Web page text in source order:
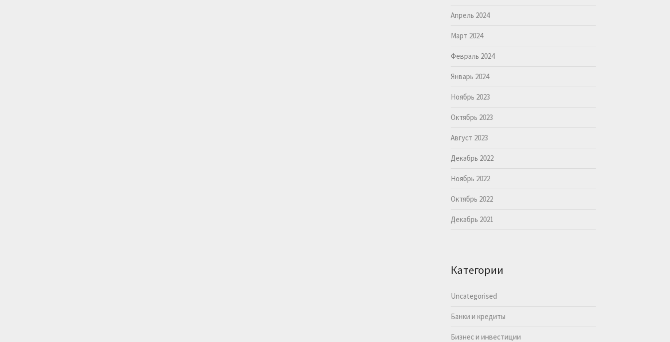
Апрель 2024
Март 2024
Февраль 2024
Январь 2024
Ноябрь 2023
Октябрь 2023
Август 2023
Декабрь 2022
Ноябрь 2022
Октябрь 2022
Декабрь 2021
Категории
Uncategorised
Банки и кредиты
Бизнес и инвестиции